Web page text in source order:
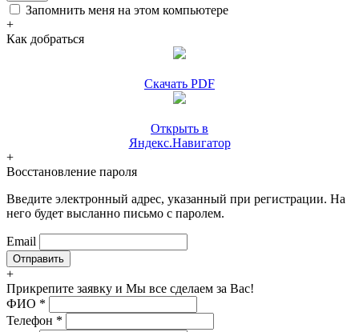
Запомнить меня на этом компьютере
+
Как добраться
Скачать PDF
Открыть в
Яндекс.Навигатор
+
Восстановление пароля
Введите электронный адрес, указанный при регистрации. На
него будет высланно письмо с паролем.
Email
+
Прикрепите заявку и Мы все сделаем за Вас!
ФИО *
Телефон *